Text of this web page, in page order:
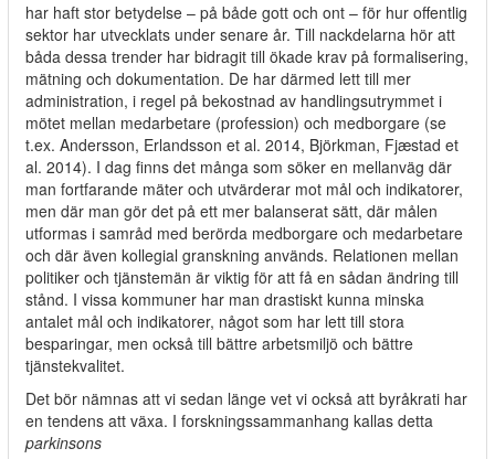
har haft stor betydelse – på både gott och ont – för hur offentlig
sektor har utvecklats under senare år. Till nackdelarna hör att
båda dessa trender har bidragit till ökade krav på formalisering,
mätning och dokumentation. De har därmed lett till mer
administration, i regel på bekostnad av handlingsutrymmet i
mötet mellan medarbetare (profession) och medborgare (se
t.ex. Andersson, Erlandsson et al. 2014, Björkman, Fjæstad et
al. 2014). I dag finns det många som söker en mellanväg där
man fortfarande mäter och utvärderar mot mål och indikatorer,
men där man gör det på ett mer balanserat sätt, där målen
utformas i samråd med berörda medborgare och medarbetare
och där även kollegial granskning används. Relationen mellan
politiker och tjänstemän är viktig för att få en sådan ändring till
stånd. I vissa kommuner har man drastiskt kunna minska
antalet mål och indikatorer, något som har lett till stora
besparingar, men också till bättre arbetsmiljö och bättre
tjänstekvalitet.
Det bör nämnas att vi sedan länge vet vi också att byråkrati har
en tendens att växa. I forskningssammanhang kallas detta
parkinsons